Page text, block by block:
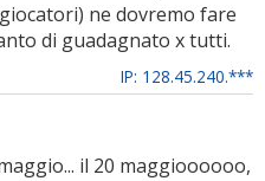
ne dovremo fare
di guadagnato x tutti.
IP: 128.45.240.***
il 20 maggioooooo,